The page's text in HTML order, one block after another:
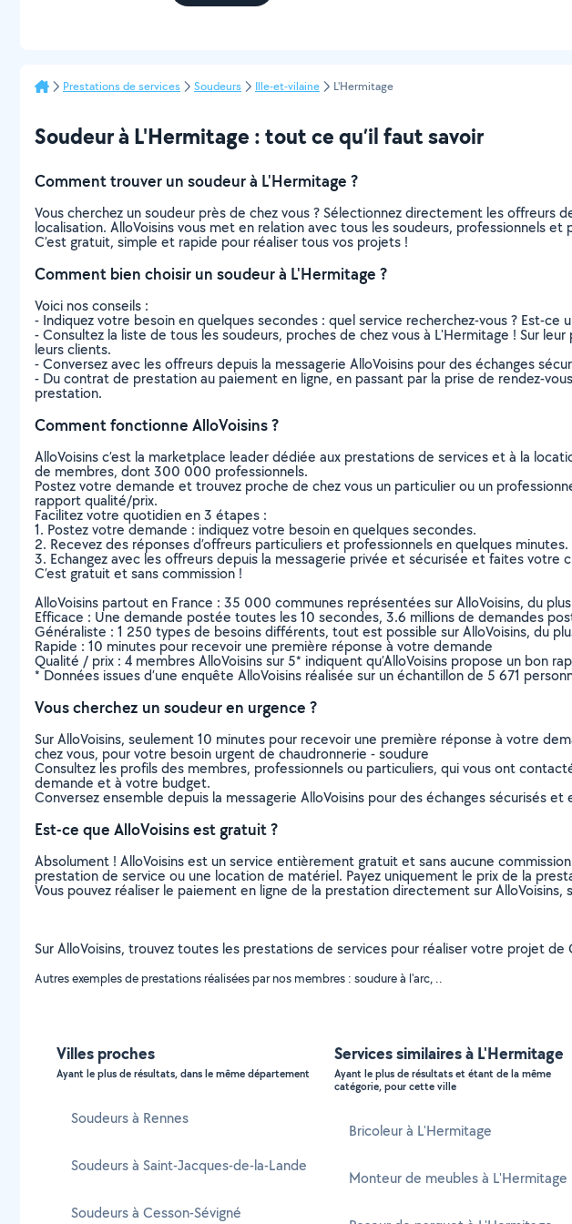
Prestations de services Soudeurs Ille-et-vilaine L'Hermitage
Soudeur à L'Hermitage : tout ce qu’il faut savoir
Comment trouver un soudeur à L'Hermitage ?
Vous cherchez un soudeur près de chez vous ? Sélectionnez directement les
localisation. AlloVoisins vous met en relation avec tous les soudeurs, professionnels
C’est gratuit, simple et rapide pour réaliser tous vos projets !
Comment bien choisir un soudeur à L'Hermitage ?
Voici nos conseils :
- Indiquez votre besoin en quelques secondes : quel service recherchez-vous ? Est-
- Consultez la liste de tous les soudeurs, proches de chez vous à L'Hermitage ! Sur
leurs clients.
- Conversez avec les offreurs depuis la messagerie AlloVoisins pour des échanges
- Du contrat de prestation au paiement en ligne, en passant par la prise de rendez-
prestation.
Comment fonctionne AlloVoisins ?
AlloVoisins c’est la marketplace leader dédiée aux prestations de services et à la
de membres, dont 300 000 professionnels.
Postez votre demande et trouvez proche de chez vous un particulier ou un
rapport qualité/prix.
Facilitez votre quotidien en 3 étapes :
1. Postez votre demande : indiquez votre besoin en quelques secondes.
2. Recevez des réponses d’offreurs particuliers et professionnels en quelques minutes.
3. Echangez avec les offreurs depuis la messagerie privée et sécurisée et faites votre
C’est gratuit et sans commission !
AlloVoisins partout en France : 35 000 communes représentées sur AlloVoisins, du
Efficace : Une demande postée toutes les 10 secondes, 3.6 millions de demandes
Généraliste : 1 250 types de besoins différents, tout est possible sur AlloVoisins, du
Rapide : 10 minutes pour recevoir une première réponse à votre demande
Qualité / prix : 4 membres AlloVoisins sur 5* indiquent qu’AlloVoisins propose un bon
* Données issues d’une enquête AlloVoisins réalisée sur un échantillon de 5 671
Vous cherchez un soudeur en urgence ?
Sur AlloVoisins, seulement 10 minutes pour recevoir une première réponse à votre
chez vous, pour votre besoin urgent de chaudronnerie - soudure
Consultez les profils des membres, professionnels ou particuliers, qui vous ont
demande et à votre budget.
Conversez ensemble depuis la messagerie AlloVoisins pour des échanges sécurisés
Est-ce que AlloVoisins est gratuit ?
Absolument ! AlloVoisins est un service entièrement gratuit et sans aucune
prestation de service ou une location de matériel. Payez uniquement le prix de la
Vous pouvez réaliser le paiement en ligne de la prestation directement sur AlloVoisins,
Sur AlloVoisins, trouvez toutes les prestations de services pour réaliser votre projet
Autres exemples de prestations réalisées par nos membres : soudure à l'arc, ..
Villes proches
Ayant le plus de résultats, dans le même département
Soudeurs à Rennes
Soudeurs à Saint-Jacques-de-la-Lande
Soudeurs à Cesson-Sévigné
Services similaires à L'Hermitage
Ayant le plus de résultats et étant de la même
catégorie, pour cette ville
Bricoleur à L'Hermitage
Monteur de meubles à L'Hermitage